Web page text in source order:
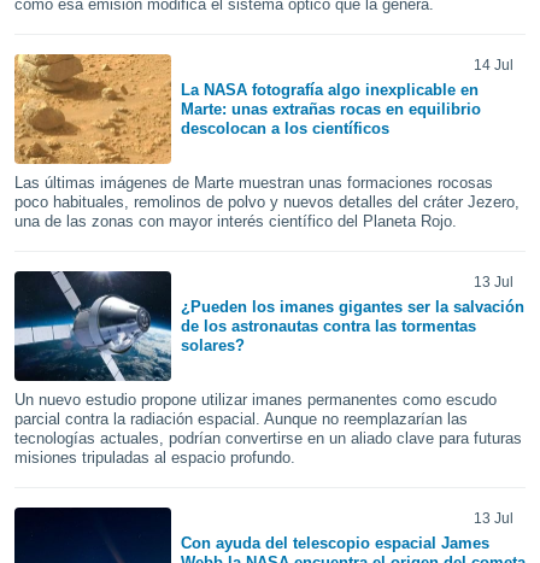
como
este sitio
IP
de
posible
traten tus
interés
cómo esa emisión modifica el sistema óptico que la genera.
14 Jul
La NASA fotografía algo inexplicable en
Marte: unas extrañas rocas en equilibrio
descolocan a los científicos
Las últimas imágenes de Marte muestran unas formaciones rocosas
poco habituales, remolinos de polvo y nuevos detalles del cráter Jezero,
una de las zonas con mayor interés científico del Planeta Rojo.
13 Jul
¿Pueden los imanes gigantes ser la salvación
de los astronautas contra las tormentas
solares?
Un nuevo estudio propone utilizar imanes permanentes como escudo
parcial contra la radiación espacial. Aunque no reemplazarían las
tecnologías actuales, podrían convertirse en un aliado clave para futuras
misiones tripuladas al espacio profundo.
13 Jul
Con ayuda del telescopio espacial James